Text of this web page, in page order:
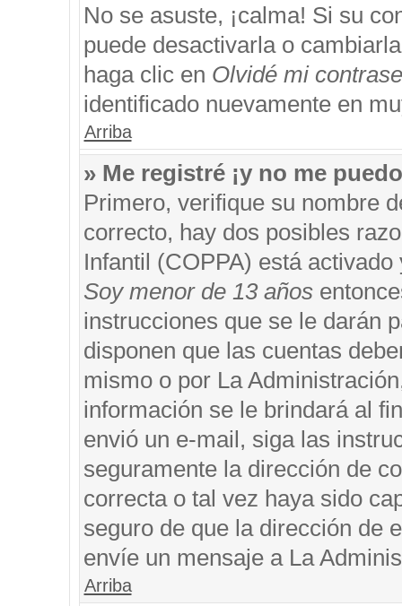
No se asuste, ¡calma! Si su
puede desactivarla o
haga clic en Olvidé mi
identificado nuevamente en
Arriba
» Me registré ¡y no me
Primero, verifique su nombre
correcto, hay dos posibles
Infantil (COPPA) está
Soy menor de 13 años
instrucciones que se le darán
disponen que las cuentas
mismo o por La
información se le brindará al
envió un e-mail, siga las
seguramente la dirección de
correcta o tal vez haya sido
seguro de que la dirección de
envíe un mensaje a La
Arriba